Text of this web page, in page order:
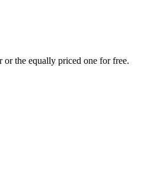
the equally priced one for free.